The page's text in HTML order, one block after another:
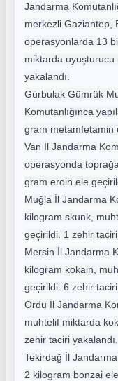
Jandarma
merkezli Gaziantep
operasyonlarda 13
miktarda uyuşturucu
yakalandı.
Gürbulak Gümrük
Komutanlığınca
gram metamfetamin
Van İl Jandarma
operasyonda
gram eroin ele
Muğla İl Jandarma
kilogram skunk,
geçirildi. 1 zehir taciri
Mersin İl Jandarma
kilogram kokain,
geçirildi. 6 zehir taciri
Ordu İl Jandarma
muhtelif miktarda
zehir taciri yakalandı.
Tekirdağ İl
2 kilogram bonzai